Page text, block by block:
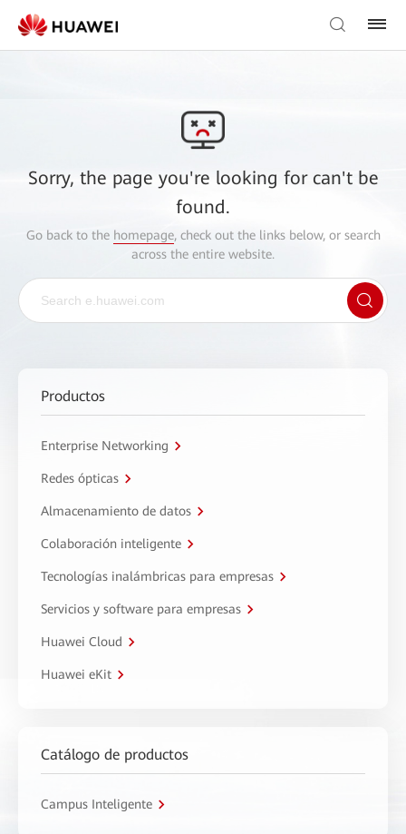
Sorry, the page you're looking for can't be
found.
Go back to the homepage, check out the links below, or search
across the entire website.
Productos
Enterprise Networking
Redes ópticas
Almacenamiento de datos
Colaboración inteligente
Tecnologías inalámbricas para empresas
Servicios y software para empresas
Huawei Cloud
Huawei eKit
Catálogo de productos
Campus Inteligente